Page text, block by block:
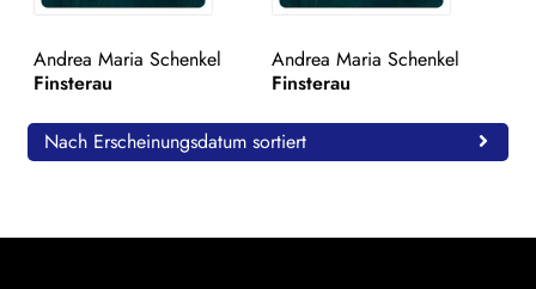
Search:
Andrea Maria Schenkel
Finsterau
Andrea Maria Schenkel
Finsterau
Nach Erscheinungsdatum sortiert